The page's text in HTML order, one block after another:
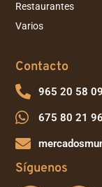
Restaurantes
Varios
Contacto
965 20 58 09
675 80 21 96
Síguenos